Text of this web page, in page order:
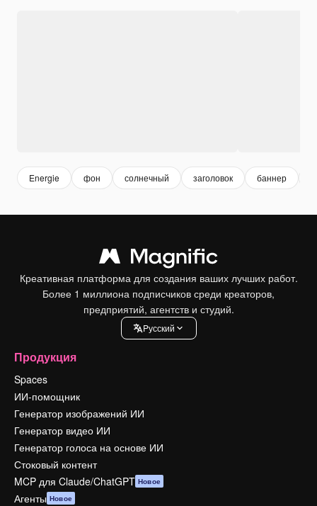
Energie фон солнечный заголовок баннер
Креативная платформа для создания ваших лучших работ.
Более 1 миллиона подписчиков среди креаторов,
предприятий, агентств и студий.
Pусский
Продукция
Spaces
ИИ-помощник
Генератор изображений ИИ
Генератор видео ИИ
Генератор голоса на основе ИИ
Стоковый контент
MCP для Claude/ChatGPT Новое
Агенты Новое